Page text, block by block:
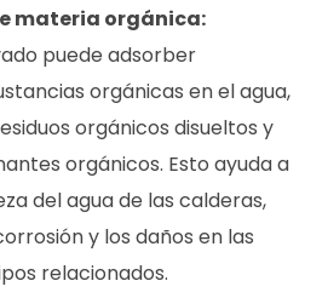
materia orgánica:
puede adsorber
orgánicas en el agua,
orgánicos disueltos y
orgánicos. Esto ayuda a
del agua de las calderas,
y los daños en las
relacionados.